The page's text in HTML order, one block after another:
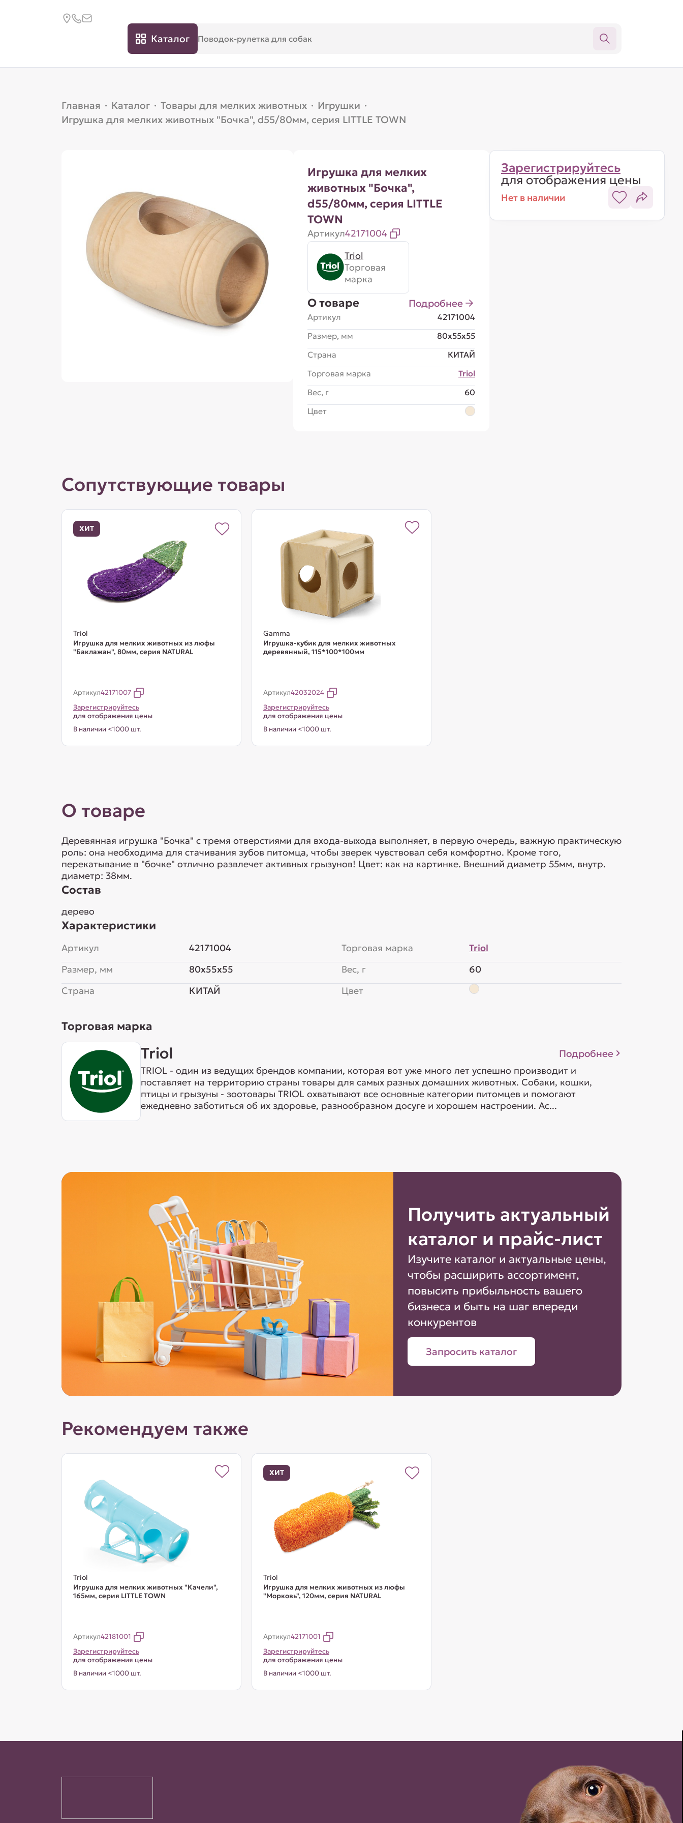
Каталог
Главная · Каталог · Товары для мелких животных · Игрушки ·
Игрушка для мелких животных "Бочка", d55/80мм, серия LITTLE TOWN
Игрушка для мелких
животных "Бочка",
d55/80мм, серия LITTLE
TOWN
Артикул42171004
Triol
Торговая
марка
О товаре Подробнее
Артикул
42171004
Размер, мм
80x55x55
Страна
КИТАЙ
Торговая марка
Triol
Вес, г
60
Цвет
Зарегистрируйтесь
для отображения цены
Нет в наличии
Сопутствующие товары
ХИТ
Triol
Игрушка для мелких животных из люфы
"Баклажан", 80мм, серия NATURAL
Артикул42171007
Зарегистрируйтесь
для отображения цены
В наличии <1000 шт.
Gamma
Игрушка-кубик для мелких животных
деревянный, 115*100*100мм
Артикул42032024
Зарегистрируйтесь
для отображения цены
В наличии <1000 шт.
О товаре
Деревянная игрушка "Бочка" с тремя отверстиями для входа-выхода выполняет, в первую очередь, важную практическую
роль: она необходима для стачивания зубов питомца, чтобы зверек чувствовал себя комфортно. Кроме того,
перекатывание в "бочке" отлично развлечет активных грызунов! Цвет: как на картинке. Внешний диаметр 55мм, внутр.
диаметр: 38мм.
Состав
дерево
Характеристики
Артикул
42171004
Размер, мм
80x55x55
Страна
КИТАЙ
Торговая марка
Triol
Вес, г
60
Цвет
Торговая марка
Triol Подробнее
TRIOL - один из ведущих брендов компании, которая вот уже много лет успешно производит и
поставляет на территорию страны товары для самых разных домашних животных. Собаки, кошки,
птицы и грызуны - зоотовары TRIOL охватывают все основные категории питомцев и помогают
ежедневно заботиться об их здоровье, разнообразном досуге и хорошем настроении. Ас...
Получить актуальный
каталог и прайс-лист
Изучите каталог и актуальные цены,
чтобы расширить ассортимент,
повысить прибыльность вашего
бизнеса и быть на шаг впереди
конкурентов
Запросить каталог
Рекомендуем также
Triol
Игрушка для мелких животных "Качели",
165мм, серия LITTLE TOWN
Артикул42181001
Зарегистрируйтесь
для отображения цены
В наличии <1000 шт.
ХИТ
Triol
Игрушка для мелких животных из люфы
"Морковь", 120мм, серия NATURAL
Артикул42171001
Зарегистрируйтесь
для отображения цены
В наличии <1000 шт.